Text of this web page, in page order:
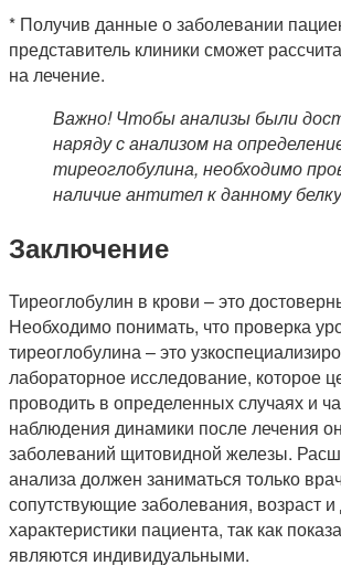
* Получив данные о заболевании
представитель клиники сможет
на лечение.
Важно! Чтобы анализы были
наряду с анализом на
тиреоглобулина, необходимо
наличие антител к данному
Заключение
Тиреоглобулин в крови – это
Необходимо понимать, что проверка
тиреоглобулина – это
лабораторное исследование, которое
проводить в определенных случаях и
наблюдения динамики после лечения
заболеваний щитовидной железы.
анализа должен заниматься только
сопутствующие заболевания, возраст и
характеристики пациента, так как
являются индивидуальными.